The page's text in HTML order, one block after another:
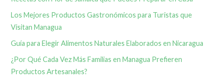
Los Mejores Productos Gastronómicos para Turistas que
Visitan Managua
Guía para Elegir Alimentos Naturales Elaborados en Nicaragua
¿Por Qué Cada Vez Más Familias en Managua Prefieren
Productos Artesanales?